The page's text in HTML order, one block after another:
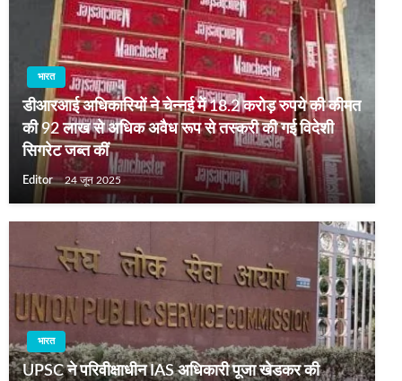
भारत
डीआरआई अधिकारियों ने चेन्नई में 18.2 करोड़ रुपये की कीमत
की 92 लाख से अधिक अवैध रूप से तस्करी की गई विदेशी
सिगरेट जब्त कीं
Editor 24 जून 2025
भारत
UPSC ने परिवीक्षाधीन IAS अधिकारी पूजा खेडकर की